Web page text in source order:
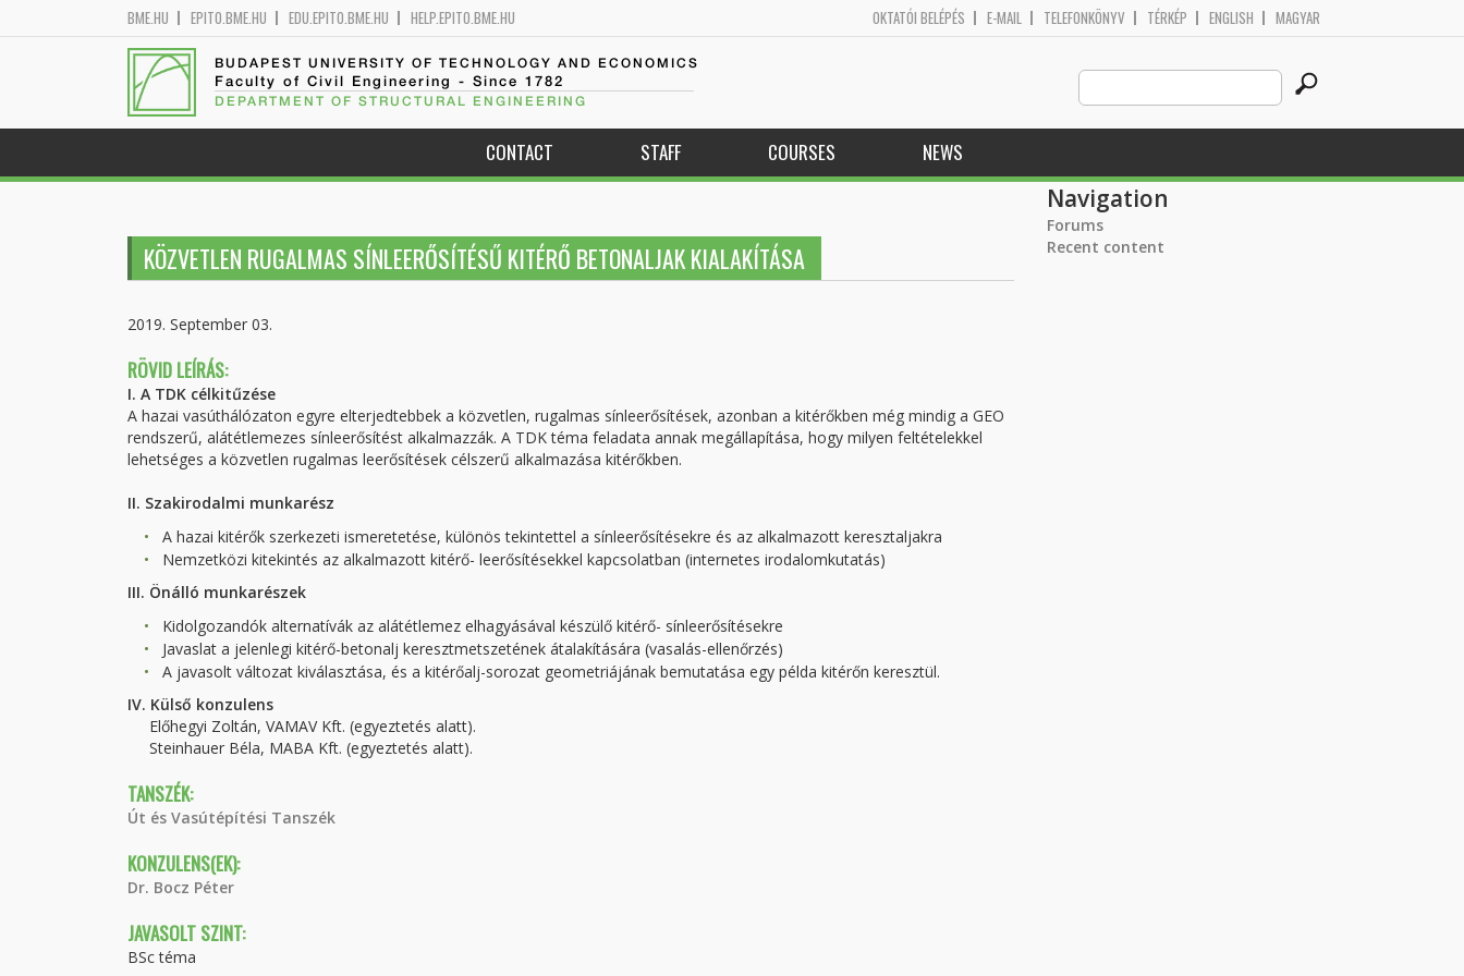
BME.HU EPITO.BME.HU EDU.EPITO.BME.HU HELP.EPITO.BME.HU OKTATÓI BELÉPÉS E-MAIL TELEFONKÖNYV TÉRKÉP ENGLISH MAGYAR
BUDAPEST UNIVERSITY OF TECHNOLOGY AND ECONOMICS
Faculty of Civil Engineering - Since 1782
DEPARTMENT OF STRUCTURAL ENGINEERING
Search
this
site
CONTACT STAFF COURSES NEWS
KÖZVETLEN RUGALMAS SÍNLEERŐSÍTÉSŰ KITÉRŐ BETONALJAK KIALAKÍTÁSA
2019. September 03.
RÖVID LEÍRÁS:
I. A TDK célkitűzése
A hazai vasúthálózaton egyre elterjedtebbek a közvetlen, rugalmas sínleerősítések, azonban a kitérőkben még mindig a GEO
rendszerű, alátétlemezes sínleerősítést alkalmazzák. A TDK téma feladata annak megállapítása, hogy milyen feltételekkel
lehetséges a közvetlen rugalmas leerősítések célszerű alkalmazása kitérőkben.
II. Szakirodalmi munkarész
A hazai kitérők szerkezeti ismeretetése, különös tekintettel a sínleerősítésekre és az alkalmazott keresztaljakra
Nemzetközi kitekintés az alkalmazott kitérő- leerősítésekkel kapcsolatban (internetes irodalomkutatás)
III. Önálló munkarészek
Kidolgozandók alternatívák az alátétlemez elhagyásával készülő kitérő- sínleerősítésekre
Javaslat a jelenlegi kitérő-betonalj keresztmetszetének átalakítására (vasalás-ellenőrzés)
A javasolt változat kiválasztása, és a kitérőalj-sorozat geometriájának bemutatása egy példa kitérőn keresztül.
IV. Külső konzulens
Előhegyi Zoltán, VAMAV Kft. (egyeztetés alatt).
Steinhauer Béla, MABA Kft. (egyeztetés alatt).
TANSZÉK:
Út és Vasútépítési Tanszék
KONZULENS(EK):
Dr. Bocz Péter
JAVASOLT SZINT:
BSc téma
Navigation
Forums
Recent content